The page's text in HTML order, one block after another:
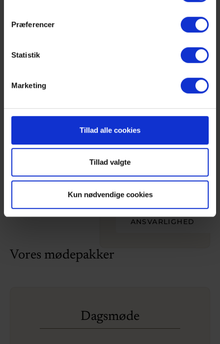
Præferencer
Statistik
Marketing
Tillad alle cookies
Tillad valgte
Kun nødvendige cookies
Ladestandere til
For os handler det
Men også om at passe
omgiver os, og som
gør jeres
mødeoplevelse helt
unik.
LÆS MERE OM
ANSVARLIGHED
Vores mødepakker
Dagsmøde